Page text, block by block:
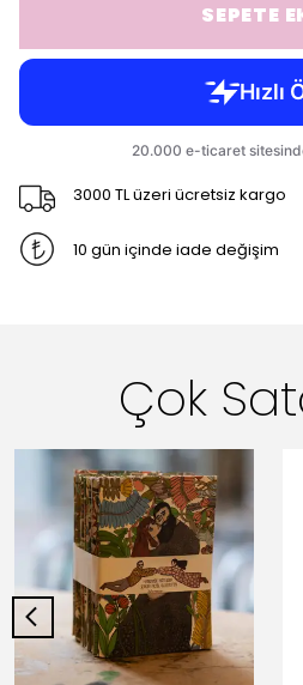
SEPETE
3000 TL üzeri ücretsiz kargo
10 gün içinde iade değişim
Çok